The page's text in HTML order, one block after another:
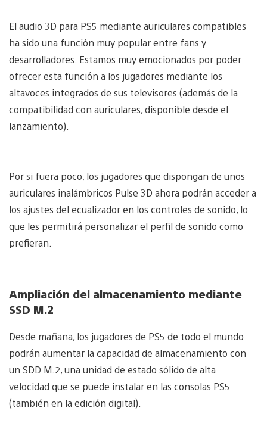
El audio 3D para PS5 mediante auriculares compatibles
ha sido una función muy popular entre fans y
desarrolladores. Estamos muy emocionados por poder
ofrecer esta función a los jugadores mediante los
altavoces integrados de sus televisores (además de la
compatibilidad con auriculares, disponible desde el
lanzamiento).
Por si fuera poco, los jugadores que dispongan de unos
auriculares inalámbricos Pulse 3D ahora podrán acceder a
los ajustes del ecualizador en los controles de sonido, lo
que les permitirá personalizar el perfil de sonido como
prefieran.
Ampliación del almacenamiento mediante
SSD M.2
Desde mañana, los jugadores de PS5 de todo el mundo
podrán aumentar la capacidad de almacenamiento con
un SDD M.2, una unidad de estado sólido de alta
velocidad que se puede instalar en las consolas PS5
(también en la edición digital).